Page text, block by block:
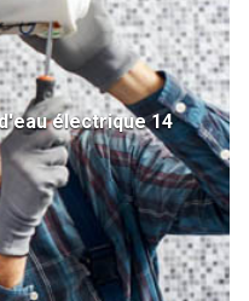
électrique 14